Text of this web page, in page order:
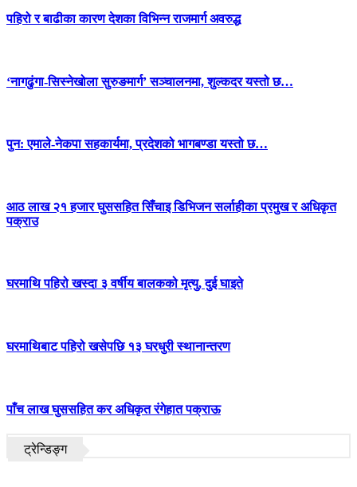
पहिरो र बाढीका कारण देशका विभिन्न राजमार्ग अवरुद्ध
‘नागढुंगा-सिस्नेखोला सुरुङमार्ग’ सञ्चालनमा, शुल्कदर यस्तो छ…
पुन: एमाले-नेकपा सहकार्यमा, प्रदेशको भागबण्डा यस्तो छ…
आठ लाख २१ हजार घुससहित सिँचाइ डिभिजन सर्लाहीका प्रमुख र अधिकृत
पक्राउ
घरमाथि पहिरो खस्दा ३ वर्षीय बालकको मृत्यु, दुई घाइते
घरमाथिबाट पहिरो खसेपछि १३ घरधुरी स्थानान्तरण
पाँच लाख घुससहित कर अधिकृत रंगेहात पक्राऊ
ट्रेन्डिङ्ग